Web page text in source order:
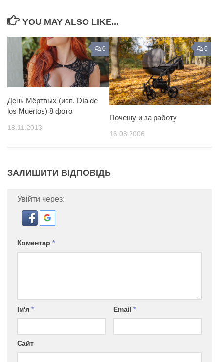
YOU MAY ALSO LIKE...
0
День Мёртвых (исп. Día de
los Muertos) 8 фото
18.11.2013
0
Почешу и за работу
16.08.2006
ЗАЛИШИТИ ВІДПОВІДЬ
Увійти через:
Коментар *
Ім'я * Email *
Сайт